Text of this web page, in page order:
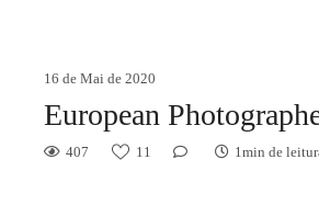
16 de Mai de 2020
European
407 11 1min de